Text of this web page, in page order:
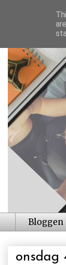
Bloggen
onsdag